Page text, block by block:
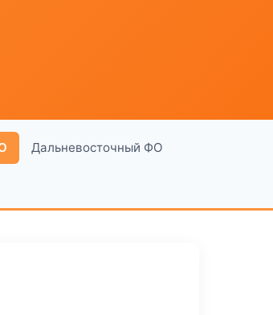
Дальневосточный ФО